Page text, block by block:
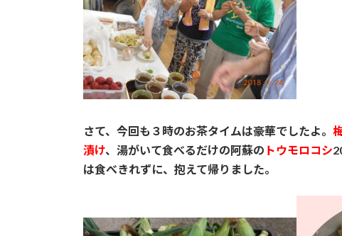
さて、今回も３時のお茶タイムは豪華でしたよ。
漬け、湯がいて食べるだけの阿蘇の トウモロコシ
は食べきれずに、抱えて帰りました。